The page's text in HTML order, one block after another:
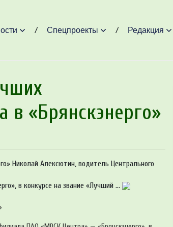
Спецпроекты Редакция
в «Брянскэнерго»
Николай Алексютин, водитель Центрального
в конкурсе на звание «Лучший ...